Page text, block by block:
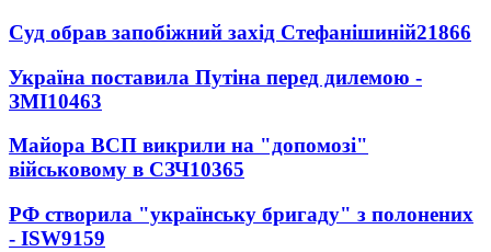
Суд обрав запобіжний захід Стефанішиній21866
Україна поставила Путіна перед дилемою -
ЗМІ10463
Майора ВСП викрили на "допомозі"
військовому в СЗЧ10365
РФ створила "українську бригаду" з полонених
- ISW9159